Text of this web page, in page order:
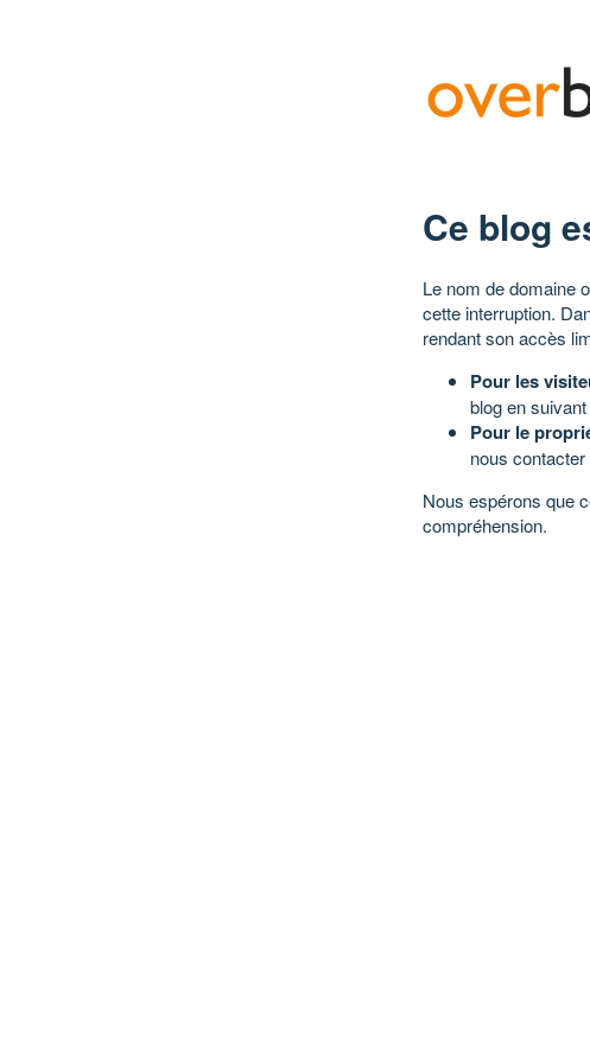
Ce blog
Le nom de domaine
cette interruption.
rendant son accès
Pour les
blog en suivant
Pour le
nous
Nous espérons que
compréhension.